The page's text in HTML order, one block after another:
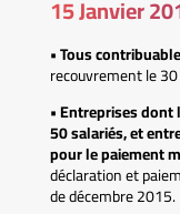
15 Janvier
• Tous
recouvrement le
• Entreprises
50 salariés, et
pour le paiement
déclaration et
de décembre 2015.